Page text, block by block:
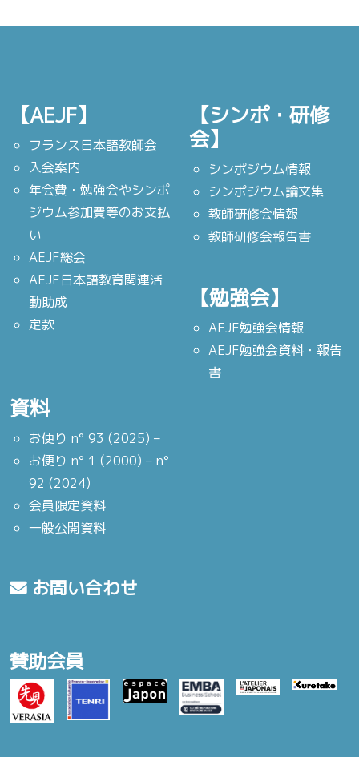
【AEJF】
フランス日本語教師会
入会案内
年会費・勉強会やシンポ
ジウム参加費等のお支払
い
AEJF総会
AEJF日本語教育関連活
動助成
定款
【シンポ・研修
会】
シンポジウム情報
シンポジウム論文集
教師研修会情報
教師研修会報告書
【勉強会】
AEJF勉強会情報
AEJF勉強会資料・報告
書
資料
お便り n° 93 (2025) –
お便り n° 1 (2000) – n°
92 (2024)
会員限定資料
一般公開資料
お問い合わせ
賛助会員